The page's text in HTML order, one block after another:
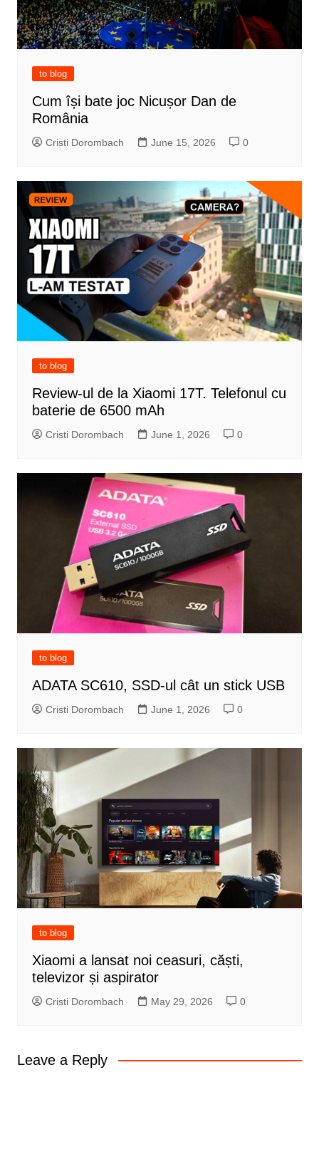
to blog
Cum își bate joc Nicușor Dan de
România
Cristi Dorombach June 15, 2026 0
to blog
Review-ul de la Xiaomi 17T. Telefonul cu
baterie de 6500 mAh
Cristi Dorombach June 1, 2026 0
to blog
ADATA SC610, SSD-ul cât un stick USB
Cristi Dorombach June 1, 2026 0
to blog
Xiaomi a lansat noi ceasuri, căști,
televizor și aspirator
Cristi Dorombach May 29, 2026 0
Leave a Reply